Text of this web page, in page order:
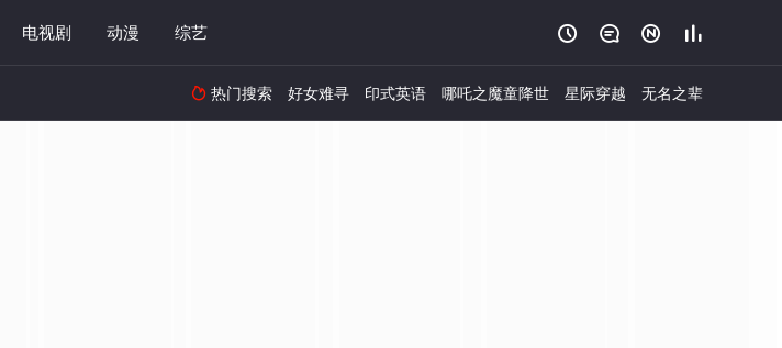
电视剧 动漫 综艺    
 热门搜索 好女难寻 印式英语 哪吒之魔童降世 星际穿越 无名之辈